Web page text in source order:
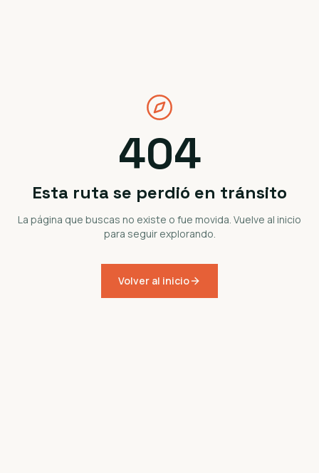
404
Esta ruta se perdió en tránsito
La página que buscas no existe o fue movida. Vuelve al inicio
para seguir explorando.
Volver al inicio